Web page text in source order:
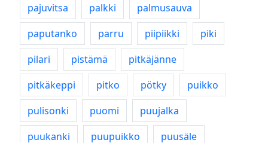
pajuvitsa
palkki
palmusauva
paputanko
parru piipiikki
piki
pilari
pistämä
pitkäjänne
pitkäkeppi
pitko pötky
puikko
pulisonki
puomi
puujalka
puukanki
puupuikko
puusäle